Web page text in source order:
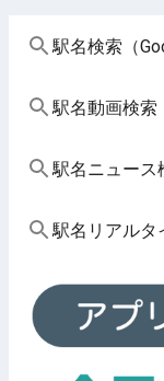
駅名検索（
駅名動画検索
駅名ニュース
駅名リアルタ